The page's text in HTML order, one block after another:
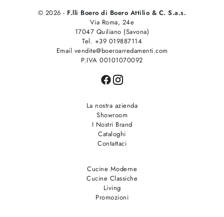
© 2026 - F.lli Boero di Boero Attilio & C. S.a.s.
Via Roma, 24e
17047 Quiliano (Savona)
Tel. +39 019887114
Email vendite@boeroarredamenti.com
P.IVA 00101070092
La nostra azienda
Showroom
I Nostri Brand
Cataloghi
Contattaci
Cucine Moderne
Cucine Classiche
Living
Promozioni